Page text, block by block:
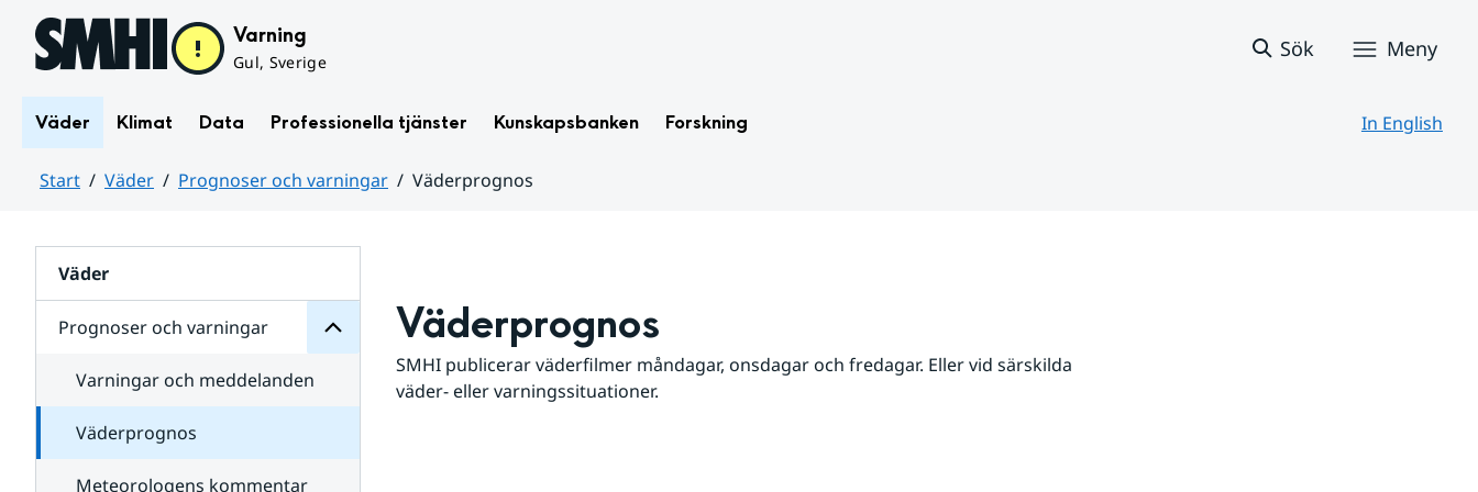
Hoppa till sidans innehåll Varning
Gul, Sverige
Sök Meny
Väder Klimat Data Professionella tjänster Kunskapsbanken Forskning In English
Start Väder Prognoser och varningar
Väderprognos
Väder
Prognoser och varningar
för
varningar
Varningar och meddelanden
Väderprognos
Meteorologens kommentar
Väderprognos
SMHI publicerar väderfilmer måndagar, onsdagar och fredagar. Eller vid särskilda
väder- eller varningssituationer.